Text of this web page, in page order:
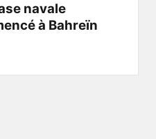
navale
à Bahreïn